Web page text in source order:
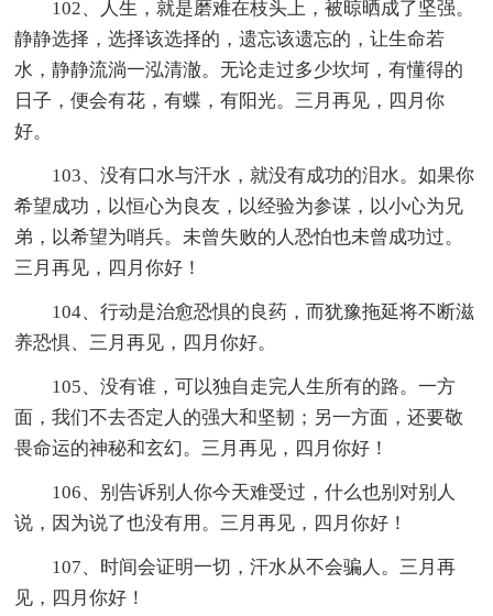
102、人生，就是磨难在枝头上，被晾晒成了坚强。
静静选择，选择该选择的，遗忘该遗忘的，让生命若
水，静静流淌一泓清澈。无论走过多少坎坷，有懂得的
日子，便会有花，有蝶，有阳光。三月再见，四月你
好。
103、没有口水与汗水，就没有成功的泪水。如果你
希望成功，以恒心为良友，以经验为参谋，以小心为兄
弟，以希望为哨兵。未曾失败的人恐怕也未曾成功过。
三月再见，四月你好！
104、行动是治愈恐惧的良药，而犹豫拖延将不断滋
养恐惧、三月再见，四月你好。
105、没有谁，可以独自走完人生所有的路。一方
面，我们不去否定人的强大和坚韧；另一方面，还要敬
畏命运的神秘和玄幻。三月再见，四月你好！
106、别告诉别人你今天难受过，什么也别对别人
说，因为说了也没有用。三月再见，四月你好！
107、时间会证明一切，汗水从不会骗人。三月再
见，四月你好！